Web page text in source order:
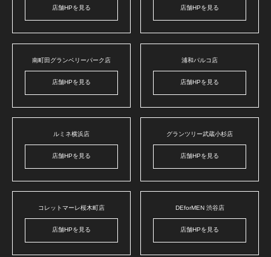
店舗HPを見る 店舗HPを見る
南町田グランベリーパーク店
店舗HPを見る
浦和パルコ店
店舗HPを見る
ルミネ横浜店
店舗HPを見る
グランツリー武蔵小杉店
店舗HPを見る
コレットマーレ桜木町店
店舗HPを見る
DEforMEN 渋谷店
店舗HPを見る